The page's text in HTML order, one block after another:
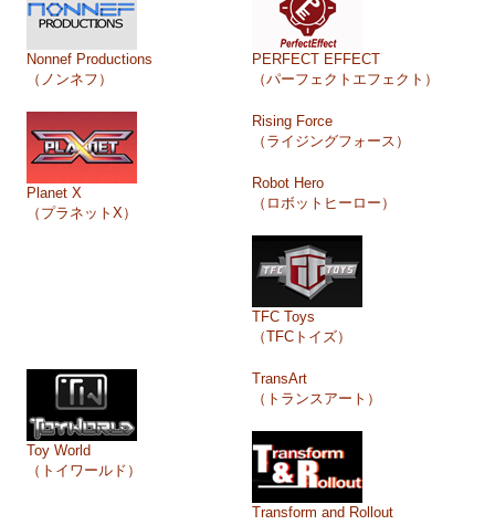
Nonnef Productions
（ノンネフ）
PERFECT EFFECT
（パーフェクトエフェクト）
Planet X
（プラネットX）
Rising Force
（ライジングフォース）
Robot Hero
（ロボットヒーロー）
TFC Toys
（TFCトイズ）
Toy World
（トイワールド）
TransArt
（トランスアート）
Transform and Rollout